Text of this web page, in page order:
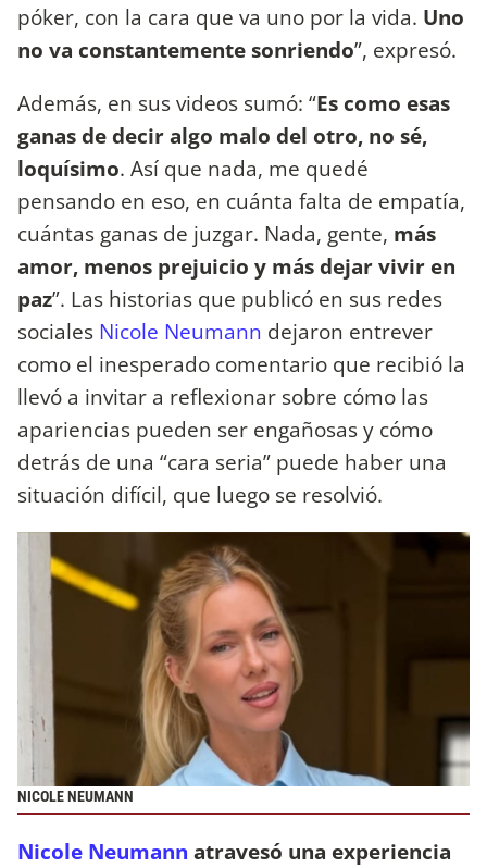
póker, con la cara que va uno por la vida. Uno
no va constantemente sonriendo”, expresó.
Además, en sus videos sumó: “Es como esas
ganas de decir algo malo del otro, no sé,
loquísimo. Así que nada, me quedé
pensando en eso, en cuánta falta de empatía,
cuántas ganas de juzgar. Nada, gente, más
amor, menos prejuicio y más dejar vivir en
paz”. Las historias que publicó en sus redes
sociales Nicole Neumann dejaron entrever
como el inesperado comentario que recibió la
llevó a invitar a reflexionar sobre cómo las
apariencias pueden ser engañosas y cómo
detrás de una “cara seria” puede haber una
situación difícil, que luego se resolvió.
NICOLE NEUMANN
Nicole Neumann atravesó una experiencia